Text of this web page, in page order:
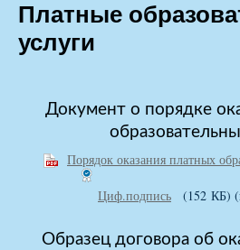
Платные
услуги
Документ о порядке
Порядок оказания платных
Циф.подпись (152 КБ)
Образец договора об